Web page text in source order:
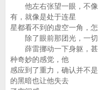
他左右张望一眼，不像
有，就像是处于连星
星都看不到的虚空一角，
除了眼前那团光，一切
薛雷挪动一下身躯，甚
种奇妙的感觉，他
感应到了重力，确认并不
的黑暗也让他失去